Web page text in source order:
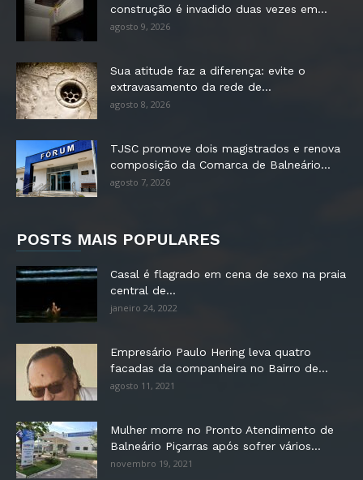
construção é invadido duas vezes em...
agosto 9, 2026
Sua atitude faz a diferença: evite o
extravasamento da rede de...
agosto 8, 2026
TJSC promove dois magistrados e renova
composição da Comarca de Balneário...
agosto 7, 2026
POSTS MAIS POPULARES
Casal é flagrado em cena de sexo na praia
central de...
janeiro 24, 2022
Empresário Paulo Hering leva quatro
facadas da companheira no Bairro de...
agosto 11, 2021
Mulher morre no Pronto Atendimento de
Balneário Piçarras após sofrer vários...
novembro 19, 2021